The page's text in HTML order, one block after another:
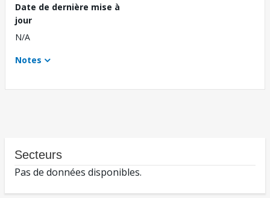
Date de dernière mise à
jour
N/A
Notes
Secteurs
Pas de données disponibles.